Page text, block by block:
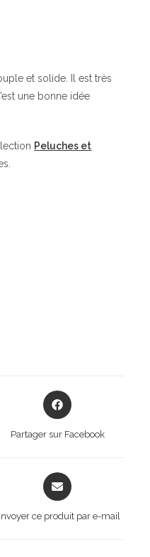
et solide. Il est très
une bonne idée
Peluches et
Opens
in
Partager sur Facebook
Opens
in
new
ce produit par e-mail